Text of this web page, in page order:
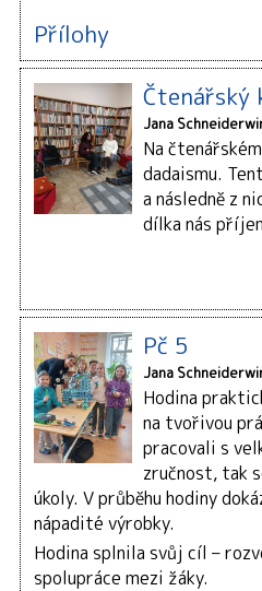
Přílohy
Čtenářský
Jana
Na
dadaismu.
a následně z
dílka nás
Pč 5
Jana
Hodina
na tvořivou
pracovali s
zručnost, tak
úkoly. V průběhu hodiny
nápadité výrobky.
Hodina splnila svůj cíl –
spolupráce mezi žáky.